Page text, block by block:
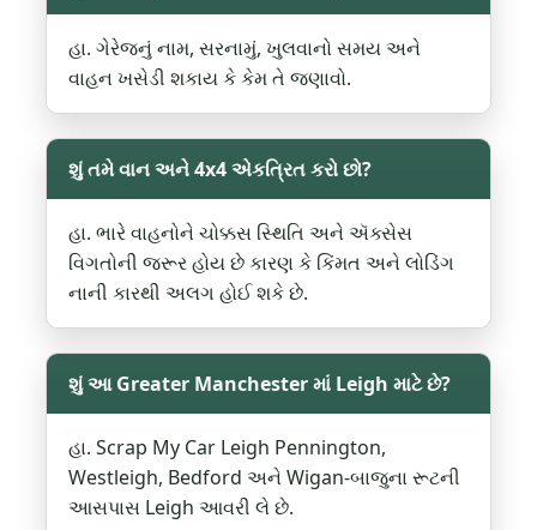
હા. ગેરેજનું નામ, સરનામું, ખુલવાનો સમય અને
વાહન ખસેડી શકાય કે કેમ તે જણાવો.
શું તમે વાન અને 4x4 એકત્રિત કરો છો?
હા. ભારે વાહનોને ચોક્કસ સ્થિતિ અને ઍક્સેસ
વિગતોની જરૂર હોય છે કારણ કે કિંમત અને લોડિંગ
નાની કારથી અલગ હોઈ શકે છે.
શું આ Greater Manchester માં Leigh માટે છે?
હા. Scrap My Car Leigh Pennington,
Westleigh, Bedford અને Wigan-બાજુના રૂટની
આસપાસ Leigh આવરી લે છે.